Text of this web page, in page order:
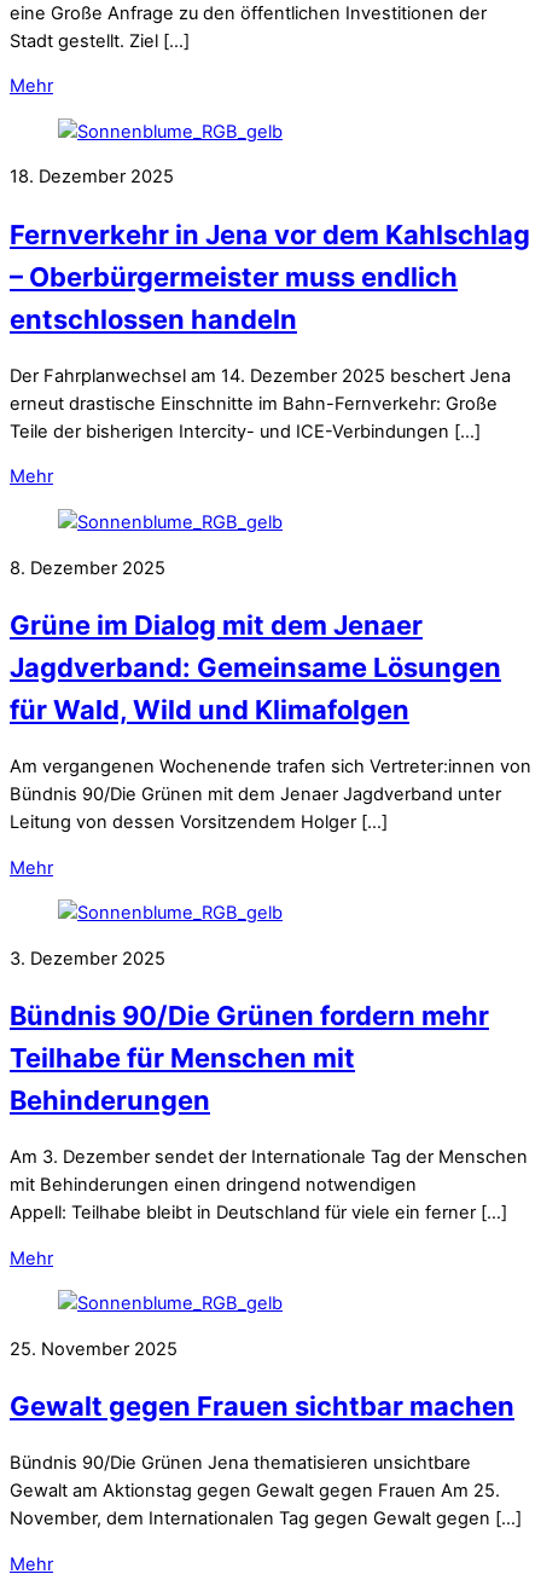
eine Große Anfrage zu den öffentlichen Investitionen der
Stadt gestellt. Ziel […]
Mehr
18. Dezember 2025
Fernverkehr in Jena vor dem Kahlschlag
– Oberbürgermeister muss endlich
entschlossen handeln
Der Fahrplanwechsel am 14. Dezember 2025 beschert Jena
erneut drastische Einschnitte im Bahn-Fernverkehr: Große
Teile der bisherigen Intercity- und ICE-Verbindungen […]
Mehr
8. Dezember 2025
Grüne im Dialog mit dem Jenaer
Jagdverband: Gemeinsame Lösungen
für Wald, Wild und Klimafolgen
Am vergangenen Wochenende trafen sich Vertreter:innen von
Bündnis 90/Die Grünen mit dem Jenaer Jagdverband unter
Leitung von dessen Vorsitzendem Holger […]
Mehr
3. Dezember 2025
Bündnis 90/Die Grünen fordern mehr
Teilhabe für Menschen mit
Behinderungen
Am 3. Dezember sendet der Internationale Tag der Menschen
mit Behinderungen einen dringend notwendigen
Appell: Teilhabe bleibt in Deutschland für viele ein ferner […]
Mehr
25. November 2025
Gewalt gegen Frauen sichtbar machen
Bündnis 90/Die Grünen Jena thematisieren unsichtbare
Gewalt am Aktionstag gegen Gewalt gegen Frauen Am 25.
November, dem Internationalen Tag gegen Gewalt gegen […]
Mehr